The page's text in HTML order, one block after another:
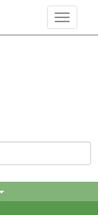
Toggle